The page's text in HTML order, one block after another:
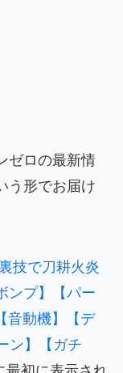
ゼロの最新情
う形でお届け
技で刀耕火炎
ンプ】【パー
音動機】【デ
ン】【ガチ